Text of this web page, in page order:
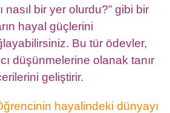
nasıl bir yer olurdu?” gibi bir
hayal güçlerini
Bu tür ödevler,
düşünmelerine olanak tanır
geliştirir.
hayalindeki dünyayı